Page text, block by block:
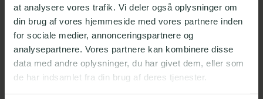
at analysere vores trafik. Vi deler også oplysninger om
din brug af vores hjemmeside med vores partnere inden
for sociale medier, annonceringspartnere og
analysepartnere. Vores partnere kan kombinere disse
data med andre oplysninger, du har givet dem, eller som
de har indsamlet fra din brug af deres tjenester.
Og øvelser der træner virkelighedslignende
kundesituationer.
Nedenfor kan du se et eksempel på, hvordan
man kan bruge virkemidlerne i programmetRise